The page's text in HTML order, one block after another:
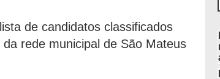
de candidatos classificados
rede municipal de São Mateus